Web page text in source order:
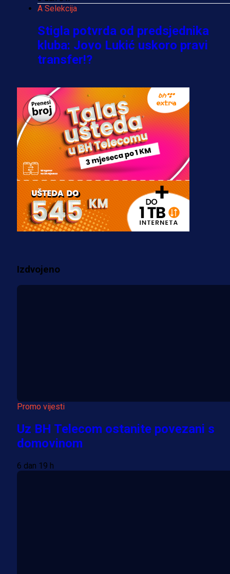
A Selekcija
Stigla potvrda od predsjednika
kluba: Jovo Lukić uskoro pravi
transfer!?
A Selekcija
Zmajevi dobili veliko pojačanje:
Fudbaler Olympiacosa želi obući
dres BiH!
3 sedmica 3 dan
Premijer liga BiH
Misimović priveden: SIPA ga tereti
za pranje novca, pretresaju
prostorije FK Borac!
Više vijesti
Izdvojeno
Promo vijesti
Uz BH Telecom ostanite povezani s
domovinom
6 dan 19 h